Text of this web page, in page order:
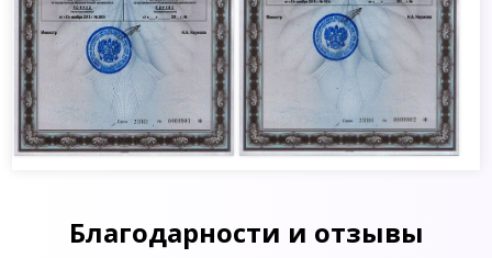
Благодарности и отзывы